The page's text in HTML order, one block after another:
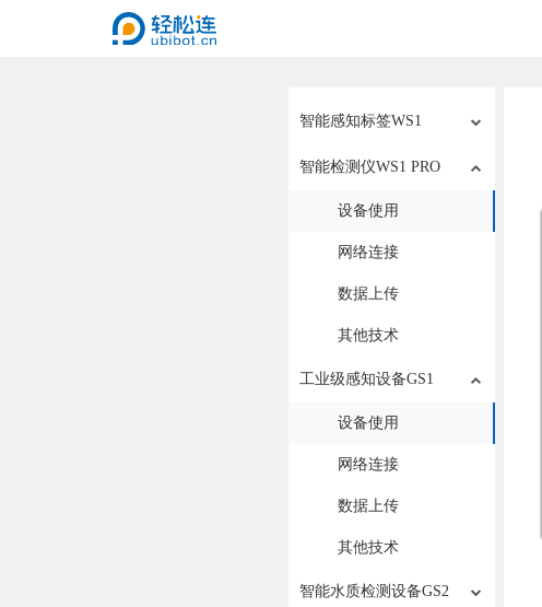
智能感知标签WS1
智能检测仪WS1 PRO
设备使用
网络连接
数据上传
其他技术
工业级感知设备GS1
设备使用
网络连接
数据上传
其他技术
智能水质检测设备GS2